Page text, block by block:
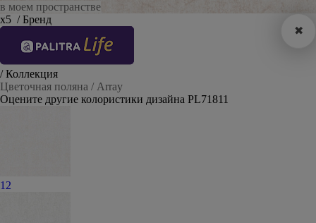
в моем пространстве
х5
✖
/ Бренд
/ Коллекция
Цветочная поляна / Array
Оцените другие колористики дизайна PL71811
12